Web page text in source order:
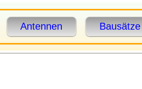
Antennen Bausätze